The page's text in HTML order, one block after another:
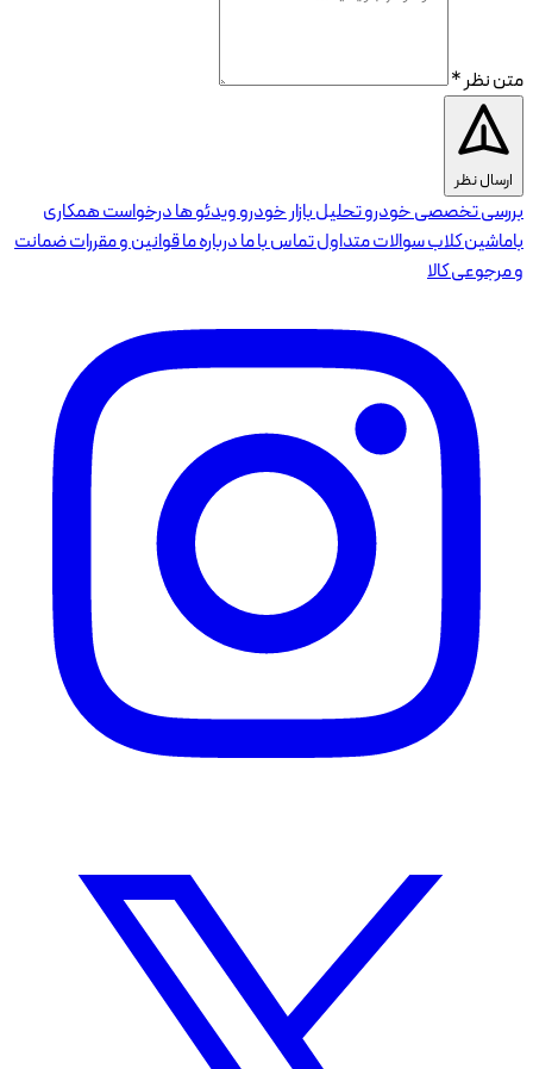
متن نظر *
ارسال نظر
بررسی تخصصی خودروتحلیل بازار خودروویدئو هادرخواست همکاری
باماشین کلابسوالات متداولتماس با مادرباره ماقوانین و مقرراتضمانت
و مرجوعی کالا